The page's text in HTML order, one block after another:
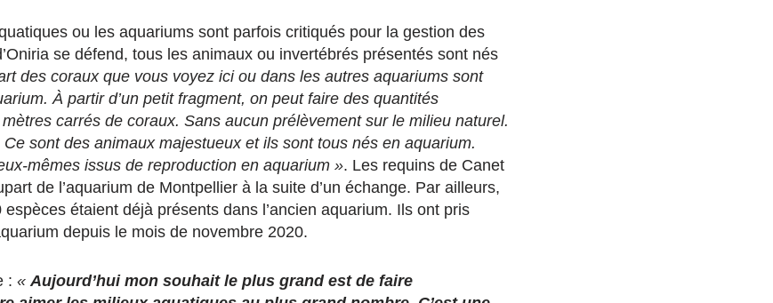
ou les aquariums sont parfois critiqués pour la gestion des
se défend, tous les animaux ou invertébrés présentés sont nés
des coraux que vous voyez ici ou dans les autres aquariums sont
À partir d’un petit fragment, on peut faire des quantités
carrés de coraux. Sans aucun prélèvement sur le milieu naturel.
sont des animaux majestueux et ils sont tous nés en aquarium.
mêmes issus de reproduction en aquarium ». Les requins de Canet
de l’aquarium de Montpellier à la suite d’un échange. Par ailleurs,
étaient déjà présents dans l’ancien aquarium. Ils ont pris
depuis le mois de novembre 2020.
: « Aujourd’hui mon souhait le plus grand est de faire